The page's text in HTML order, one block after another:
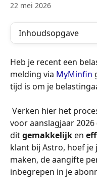
22 mei 2026
Inhoudsopgave
Heb je recent een
melding via MyMinfin
tijd is om je
voor aanslagjaar
dit gemakkelijk en
klant bij Astro, hoef je
maken, de aangifte
inbegrepen in je